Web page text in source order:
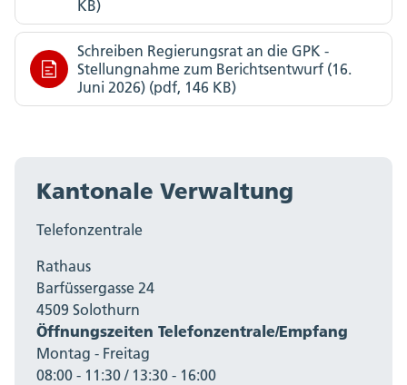
KB)
Schreiben Regierungsrat an die GPK -
Stellungnahme zum Berichtsentwurf (16.
Juni 2026) (pdf, 146 KB)
Kantonale Verwaltung
Telefonzentrale
Rathaus
Barfüssergasse 24
4509 Solothurn
Öffnungszeiten Telefonzentrale/Empfang
Montag - Freitag
08:00 - 11:30 / 13:30 - 16:00